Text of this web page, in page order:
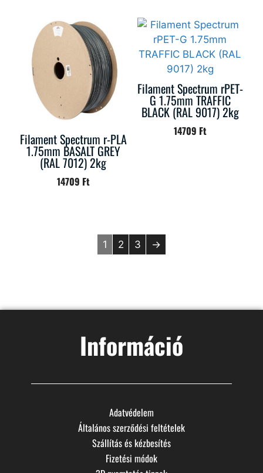
Filament Spectrum r-PLA
1.75mm BASALT GREY
(RAL 7012) 2kg
14709 Ft
Filament Spectrum rPET-
G 1.75mm TRAFFIC
BLACK (RAL 9017) 2kg
14709 Ft
1 2 3 →
Információ
Adatvédelem
Általános szerződési feltételek
Szállítás és kézbesítés
Fizetési módok